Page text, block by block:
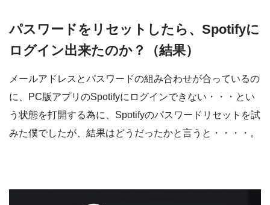
パスワードをリセットしたら、Spotifyに
ログイン出来たのか？（結果）
メールアドレスとパスワードの組み合わせが合っているの
に、PC版アプリのSpotifyにログインできない・・・とい
う状態を打開する為に、Spotifyのパスワードリセットを試
みた僕でしたが、結果はどうだったかと言うと・・・・。